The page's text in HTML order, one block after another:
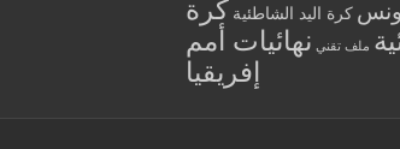
كرة اليد الشاطئية كرة
ملف تقني نهائيات أمم
إفريقيا